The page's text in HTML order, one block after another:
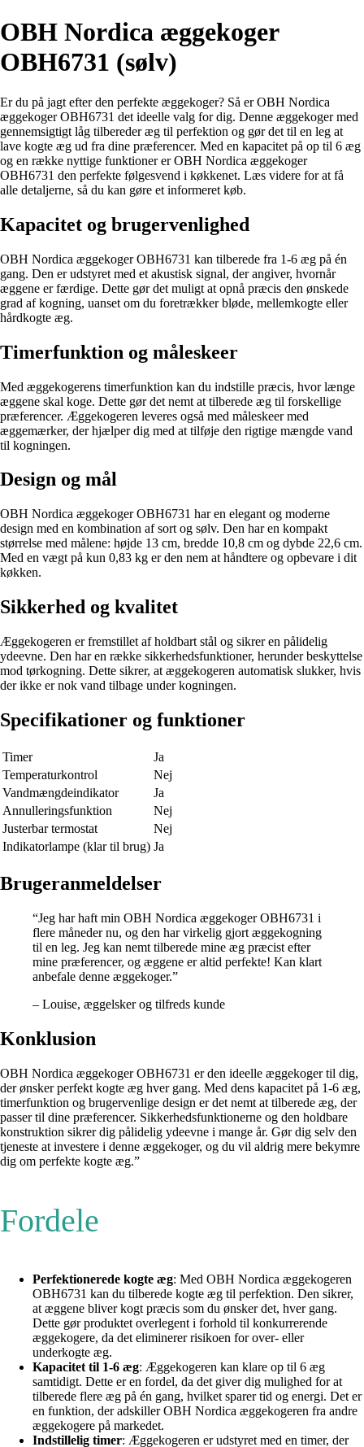
OBH Nordica æggekoger
OBH6731 (sølv)
Er du på jagt efter den perfekte æggekoger? Så er OBH Nordica
æggekoger OBH6731 det ideelle valg for dig. Denne æggekoger med
gennemsigtigt låg tilbereder æg til perfektion og gør det til en leg at
lave kogte æg ud fra dine præferencer. Med en kapacitet på op til 6 æg
og en række nyttige funktioner er OBH Nordica æggekoger
OBH6731 den perfekte følgesvend i køkkenet. Læs videre for at få
alle detaljerne, så du kan gøre et informeret køb.
Kapacitet og brugervenlighed
OBH Nordica æggekoger OBH6731 kan tilberede fra 1-6 æg på én
gang. Den er udstyret med et akustisk signal, der angiver, hvornår
æggene er færdige. Dette gør det muligt at opnå præcis den ønskede
grad af kogning, uanset om du foretrækker bløde, mellemkogte eller
hårdkogte æg.
Timerfunktion og måleskeer
Med æggekogerens timerfunktion kan du indstille præcis, hvor længe
æggene skal koge. Dette gør det nemt at tilberede æg til forskellige
præferencer. Æggekogeren leveres også med måleskeer med
æggemærker, der hjælper dig med at tilføje den rigtige mængde vand
til kogningen.
Design og mål
OBH Nordica æggekoger OBH6731 har en elegant og moderne
design med en kombination af sort og sølv. Den har en kompakt
størrelse med målene: højde 13 cm, bredde 10,8 cm og dybde 22,6 cm.
Med en vægt på kun 0,83 kg er den nem at håndtere og opbevare i dit
køkken.
Sikkerhed og kvalitet
Æggekogeren er fremstillet af holdbart stål og sikrer en pålidelig
ydeevne. Den har en række sikkerhedsfunktioner, herunder beskyttelse
mod tørkogning. Dette sikrer, at æggekogeren automatisk slukker, hvis
der ikke er nok vand tilbage under kogningen.
Specifikationer og funktioner
Timer
Ja
Temperaturkontrol
Nej
Vandmængdeindikator
Ja
Annulleringsfunktion
Nej
Justerbar termostat
Nej
Indikatorlampe (klar til brug) Ja
Brugeranmeldelser
“Jeg har haft min OBH Nordica æggekoger OBH6731 i
flere måneder nu, og den har virkelig gjort æggekogning
til en leg. Jeg kan nemt tilberede mine æg præcist efter
mine præferencer, og æggene er altid perfekte! Kan klart
anbefale denne æggekoger.”
– Louise, æggelsker og tilfreds kunde
Konklusion
OBH Nordica æggekoger OBH6731 er den ideelle æggekoger til dig,
der ønsker perfekt kogte æg hver gang. Med dens kapacitet på 1-6 æg,
timerfunktion og brugervenlige design er det nemt at tilberede æg, der
passer til dine præferencer. Sikkerhedsfunktionerne og den holdbare
konstruktion sikrer dig pålidelig ydeevne i mange år. Gør dig selv den
tjeneste at investere i denne æggekoger, og du vil aldrig mere bekymre
dig om perfekte kogte æg.”
Fordele
Perfektionerede kogte æg: Med OBH Nordica æggekogeren
OBH6731 kan du tilberede kogte æg til perfektion. Den sikrer,
at æggene bliver kogt præcis som du ønsker det, hver gang.
Dette gør produktet overlegent i forhold til konkurrerende
æggekogere, da det eliminerer risikoen for over- eller
underkogte æg.
Kapacitet til 1-6 æg: Æggekogeren kan klare op til 6 æg
samtidigt. Dette er en fordel, da det giver dig mulighed for at
tilberede flere æg på én gang, hvilket sparer tid og energi. Det er
en funktion, der adskiller OBH Nordica æggekogeren fra andre
æggekogere på markedet.
Indstillelig timer: Æggekogeren er udstyret med en timer, der